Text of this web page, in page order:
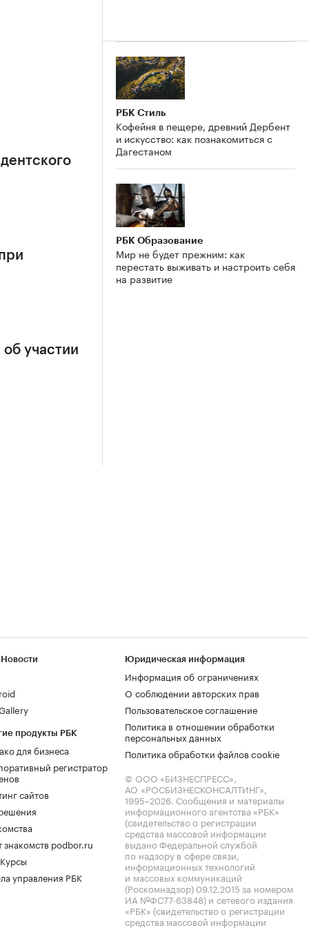
участии
РБК Стиль
Кофейня в пещере, древний Дербент
и искусство: как познакомиться с
Дагестаном
РБК Образование
Мир не будет прежним: как
перестать выживать и настроить себя
на развитие
продукты РБК
для бизнеса
регистратор
сайтов
знакомств podbor.ru
управления РБК
Юридическая информация
Информация об ограничениях
О соблюдении авторских прав
Пользовательское соглашение
Политика в отношении обработки
персональных данных
Политика обработки файлов cookie
© ООО «БИЗНЕСПРЕСС»,
АО «РОСБИЗНЕСКОНСАЛТИНГ»,
1995–2026. Сообщения и материалы
информационного агентства «РБК»
(свидетельство о регистрации
средства массовой информации
выдано Федеральной службой
по надзору в сфере связи,
информационных технологий
и массовых коммуникаций
(Роскомнадзор) 09.12.2015 за номером
ИА №ФС77-63848) и сетевого издания
«РБК» (свидетельство о регистрации
средства массовой информации